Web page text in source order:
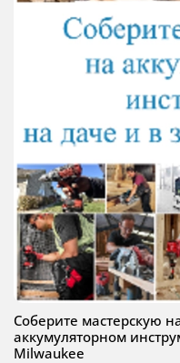
Соберите мастерскую
аккумуляторном
Milwaukee